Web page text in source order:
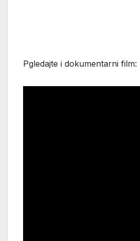
Pgledajte i dokumentarni film: